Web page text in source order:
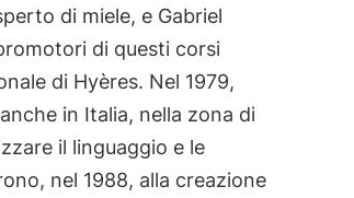
di miele, e Gabriel
di questi corsi
di Hyères. Nel 1979,
in Italia, nella zona di
il linguaggio e le
nel 1988, alla creazione